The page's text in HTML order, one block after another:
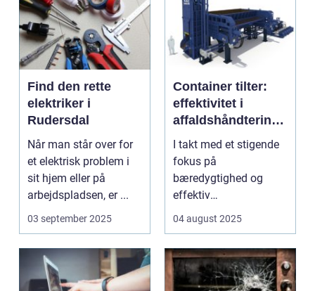
Find den rette
elektriker i
Rudersdal
Når man står over for
et elektrisk problem i
sit hjem eller på
arbejdspladsen, er ...
03 september 2025
Container tilter:
effektivitet i
affaldshåndtering
og
ressourcegenanve
ndelse
I takt med et stigende
fokus på
bæredygtighed og
effektiv
ressourceudnyttelse
bliver spe...
04 august 2025